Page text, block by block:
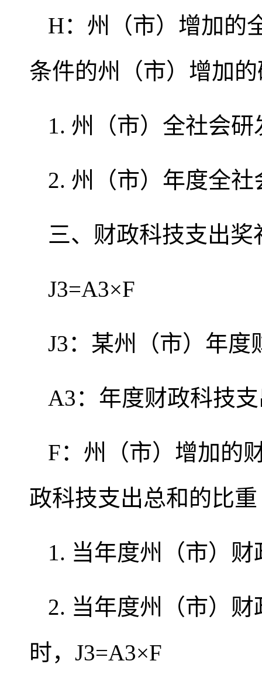
H：州（市）增加的
条件的州（市）增加
1. 州（市）全社会
2. 州（市）年度全
三、财政科技支出奖
J3=A3×F
J3：某州（市）年
A3：年度财政科技
F：州（市）增加的
政科技支出总和的比重
1. 当年度州（市）
2. 当年度州（市）
时，J3=A3×F